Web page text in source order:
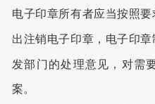
电子印章所有者应当按照
出注销电子印章，电子印
发部门的处理意见，对需
案。